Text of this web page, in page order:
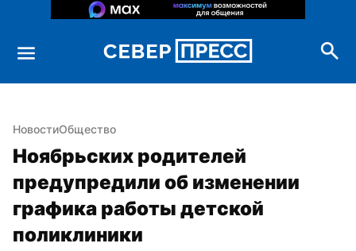
НовостиОбщество
Ноябрьских родителей
предупредили об изменении
графика работы детской
поликлиники